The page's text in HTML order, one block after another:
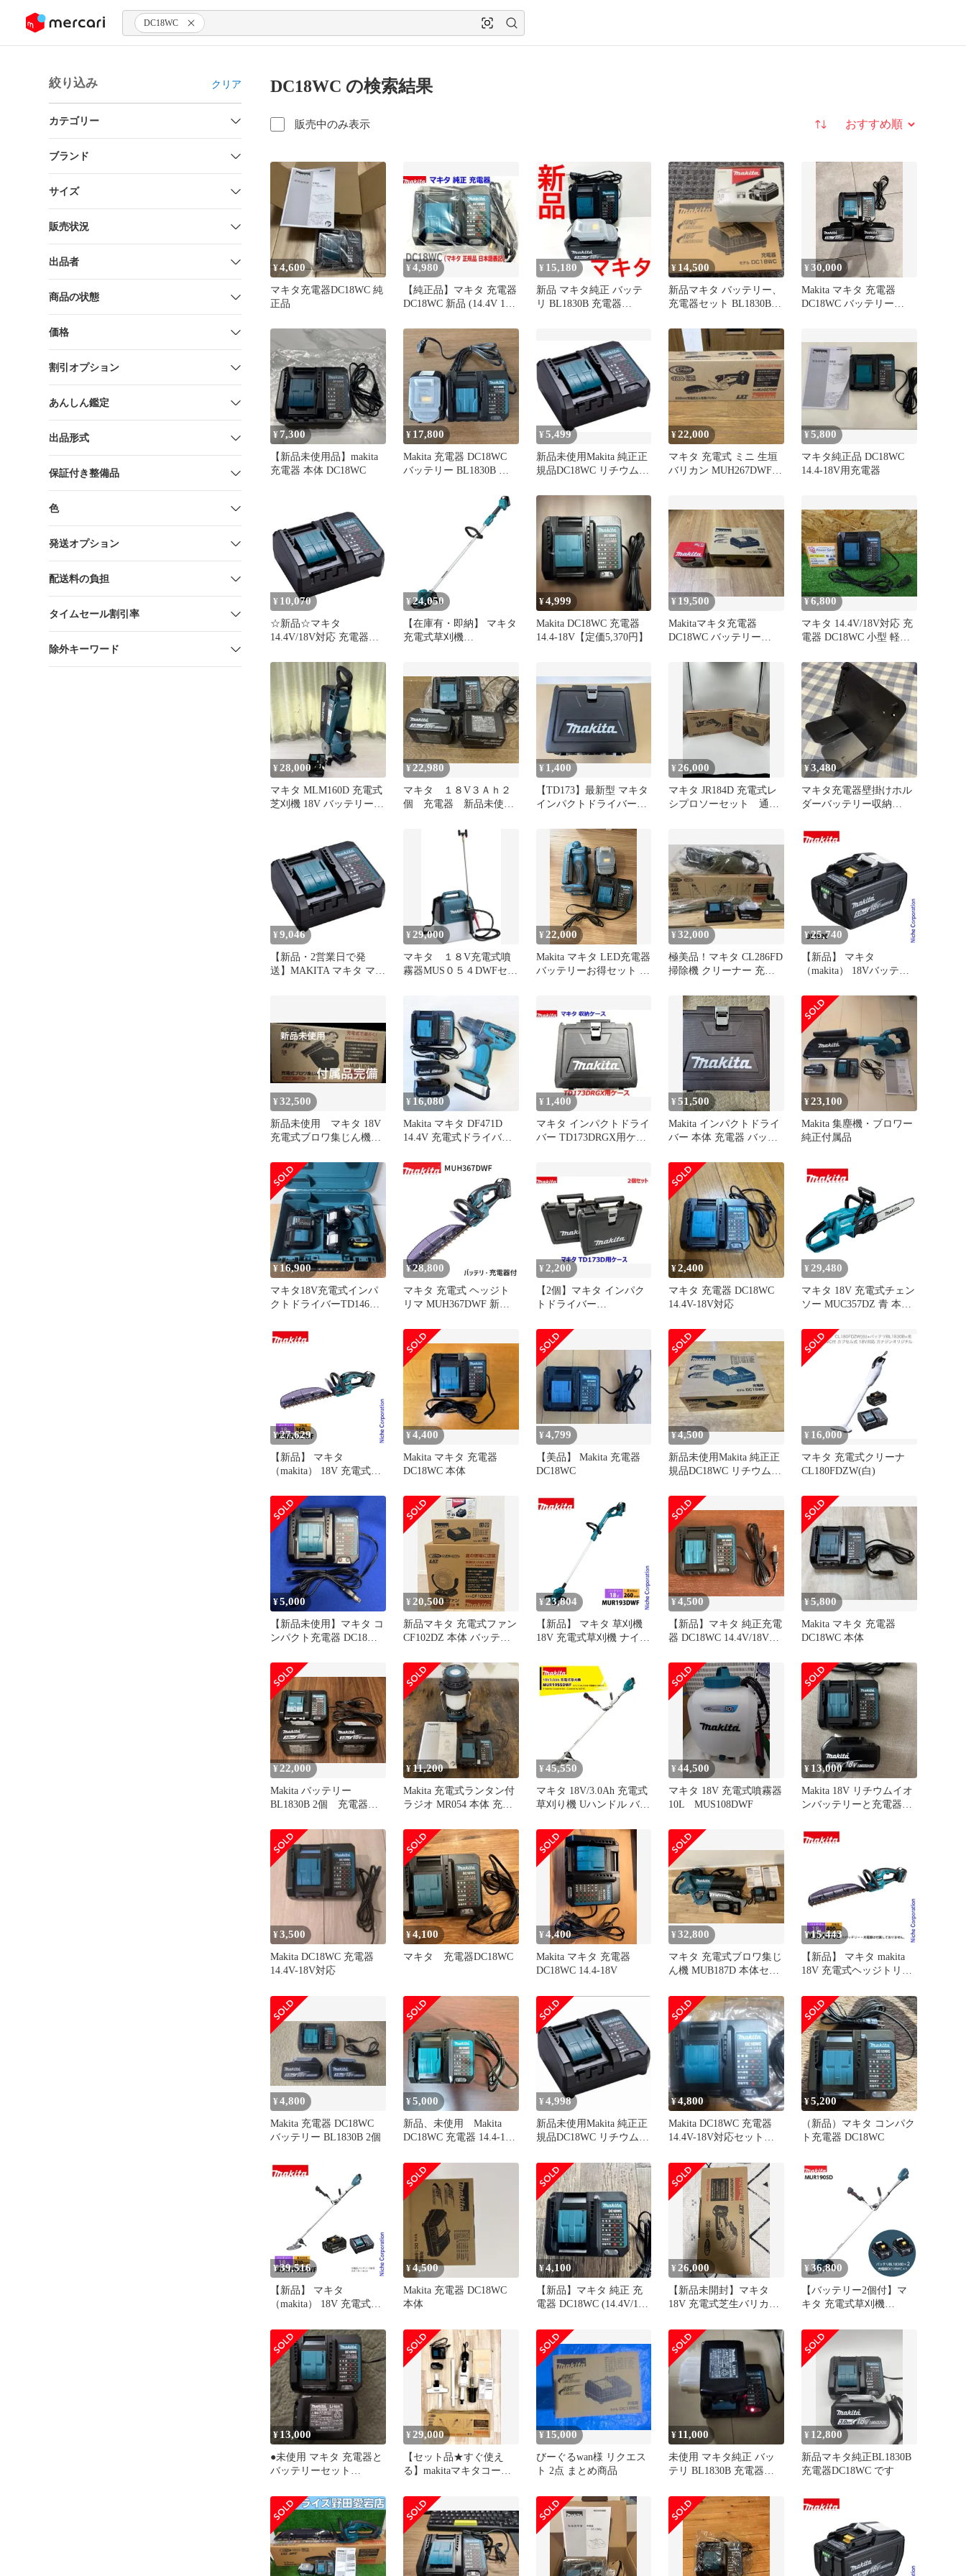
ツにスキップ DC18WC
絞り込み クリア
カテゴリー
ブランド
サイズ
販売状況
出品者
商品の状態
価格
割引オプション
あんしん鑑定
出品形式
保証付き整備品
色
発送オプション
配送料の負担
タイムセール割引率
除外キーワード
DC18WC の検索結果
販売中のみ表示 並び替え
¥4,600
マキタ充電器DC18WC 純
正品
¥4,980
【純正品】マキタ 充電器
DC18WC 新品 (14.4V 18V
¥ 15,180
新品 マキタ純正 バッテ
リ BL1830B 充電器
¥ 14,500
新品マキタ バッテリー、
充電器セット BL1830B＋
¥30,000
Makita マキタ 充電器
DC18WC バッテリー
¥ 7,300
【新品未使用品】makita
充電器 本体 DC18WC
¥ 17,800
Makita 充電器 DC18WC
バッテリー BL1830B セ
¥5,499
新品未使用Makita 純正正
規品DC18WC リチウムイ
¥22,000
マキタ 充電式 ミニ 生垣
バリカン MUH267DWF
¥5,800
マキタ純正品 DC18WC
14.4-18V用充電器
¥ 10,070
☆新品☆マキタ
14.4V/18V対応 充電器
内純正品 db1af860
¥24,050
【在庫有・即納】 マキタ
充電式草刈機
付 刈込幅φ200mm 金属8
枚刃式 18V対応 makita
¥4,999
Makita DC18WC 充電器
14.4-18V【定価5,370円】
¥ 19,500
Makitaマキタ充電器
DC18WC バッテリー
¥6,800
マキタ 14.4V/18V対応 充
電器 DC18WC 小型 軽量
¥28,000
マキタ MLM160D 充電式
芝刈機 18V バッテリー
¥ 22,980
マキタ １８V３Ａｈ２
個 充電器 新品未使用
¥ 1,400
【TD173】最新型 マキタ
インパクトドライバー
¥ 26,000
マキタ JR184D 充電式レ
シプロソーセット 通電•
¥3,480
マキタ充電器壁掛けホル
ダーバッテリー収納
¥ 9,046
【新品・2営業日で発
送】MAKITA マキタ マキ
7202)
¥ 29,000
マキタ １８V充電式噴
霧器MUS０５４DWFセッ
¥ 22,000
Makita マキタ LED充電器
バッテリーお得セット 防
¥32,000
極美品！マキタ CL286FD
掃除機 クリーナー 充電
¥25,740
【新品】 マキタ
（makita） 18Vバッテリ
ッテリー 純正品 リチウ
ムイオンバッテリ
¥32,500
新品未使用 マキタ 18V
充電式ブロワ集じん機
¥ 16,080
Makita マキタ DF471D
14.4V 充電式ドライバド
¥ 1,400
マキタ インパクトドライ
バー TD173DRGX用ケー
¥51,500
Makita インパクトドライ
バー 本体 充電器 バッテ
げ
¥23,100
Makita 集塵機・ブロワー
純正付属品
¥16,900
マキタ18V充電式インパ
クトドライバーTD146DX
ス
¥28,800
マキタ 充電式 ヘッジト
リマ MUH367DWF 新・
3.0Ah【バッテリ・充電
器 付属】 makita 電動 コ
ードレス DIY ガーデニン
グ 園芸 家庭用 業務用 ヘ
ッジトリマー
¥ 2,200
【2個】マキタ インパク
トドライバー
セット
¥2,400
マキタ 充電器 DC18WC
14.4V-18V対応
¥ 29,480
マキタ 18V 充電式チェン
ソー MUC357DZ 青 本体
レス 切断機 園芸 makita
¥27,629
【新品】 マキタ
（makita） 18V 充電式ヘ
テリー ・充電器付き
MUH367DWF バッテリー
式 ヘッジトリマー 剪定
垣根 生垣 純正品
¥4,400
Makita マキタ 充電器
DC18WC 本体
¥4,799
【美品】 Makita 充電器
DC18WC
¥4,500
新品未使用Makita 純正正
規品DC18WC リチウムイ
¥ 16,000
マキタ 充電式クリーナ
CL180FDZW(白)
¥5,000
【新品未使用】マキタ コ
ンパクト充電器 DC18WC
¥ 20,500
新品マキタ 充電式ファン
CF102DZ 本体 バッテリ
¥23,804
【新品】 マキタ 草刈機
18V 充電式草刈機 ナイロ
電器付き makita
MUR193DWF 純正品 電
動 草刈り機 刈払機 充電
¥4,500
【新品】マキタ 純正充電
器 DC18WC 14.4V/18V対
¥5,800
Makita マキタ 充電器
DC18WC 本体
¥ 22,000
Makita バッテリー
BL1830B 2個 充電器セ
¥ 11,200
Makita 充電式ランタン付
ラジオ MR054 本体 充電
¥ 45,550
マキタ 18V/3.0Ah 充電式
草刈り機 Uハンドル バッ
DC18WCセット品 重量
3.8kg MUR195SDWF マキ
タ 草刈機
¥44,500
マキタ 18V 充電式噴霧器
10L MUS108DWF
¥ 13,000
Makita 18V リチウムイオ
ンバッテリーと充電器セ
¥3,500
Makita DC18WC 充電器
14.4V-18V対応
¥4,100
マキタ 充電器DC18WC
¥4,400
Makita マキタ 充電器
DC18WC 14.4-18V
¥32,800
マキタ 充電式ブロワ集じ
ん機 MUB187D 本体セッ
¥15,443
【新品】 マキタ makita
18V 充電式ヘッジトリマ
MUH407DZ ヘッジトリマ
ー 充電式 電動 バリカン
生垣 刈込み 剪定 純正
¥4,800
Makita 充電器 DC18WC
バッテリー BL1830B 2個
¥5,000
新品、未使用 Makita
DC18WC 充電器 14.4-18V
¥ 4,998
新品未使用Makita 純正正
規品DC18WC リチウムイ
¥4,800
Makita DC18WC 充電器
14.4V-18V対応セット品
¥5,200
（新品）マキタ コンパク
ト充電器 DC18WC
¥39,516
【新品】 マキタ
（makita） 18V 充電式草
ー ・充電器付き
MUR196SDWF 草刈機 刈
払機 刈払い機 充電式 バ
ッテリー式 電動 APT
¥4,500
Makita 充電器 DC18WC
本体
¥4,100
【新品】マキタ 純正 充
電器 DC18WC (14.4V/18V
¥26,000
【新品未開封】マキタ
18V 充電式芝生バリカン
¥36,800
【バッテリー2個付】マ
キタ 充電式草刈機
器×1 バッテリー×2 Uハン
ドル 草刈り 草刈 刈払い
刈払機
¥ 13,000
●未使用 マキタ 充電器と
バッテリーセット
¥29,000
【セット品★すぐ使え
る】makitaマキタコード
ット
¥ 15,000
びーぐるwan様 リクエス
ト 2点 まとめ商品
¥ 11,000
未使用 マキタ純正 バッ
テリ BL1830B 充電器
¥ 12,800
新品マキタ純正BL1830B
充電器DC18WC です